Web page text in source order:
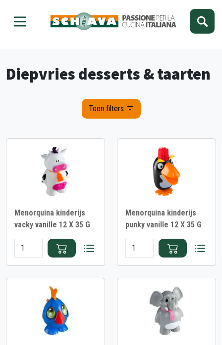
Diepvries desserts & taarten
Toon filters
Menorquina kinderijs
vacky vanille 12 X 35 G
Menorquina kinderijs
punky vanille 12 X 35 G